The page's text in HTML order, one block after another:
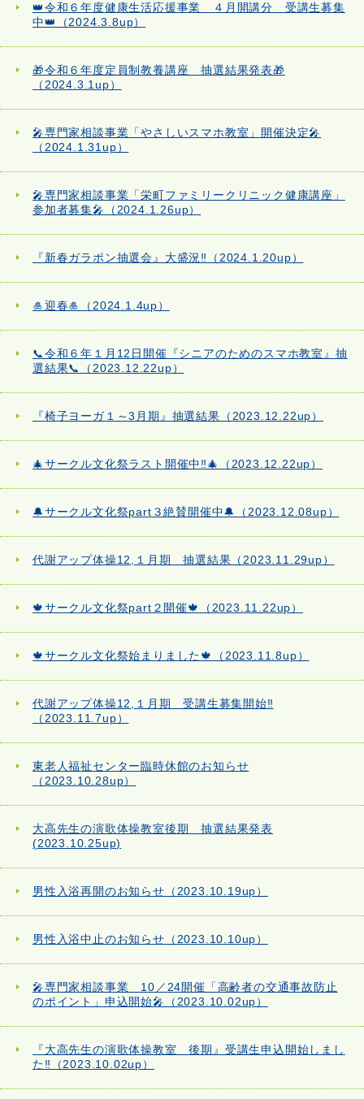
👑令和６年度健康生活応援事業 ４月開講分 受講生募集
中👑（2024.3.8up）
🎁令和６年度定員制教養講座 抽選結果発表🎁
（2024.3.1up）
🎤専門家相談事業「やさしいスマホ教室」開催決定🎤
（2024.1.31up）
🎤専門家相談事業「栄町ファミリークリニック健康講座」
参加者募集🎤（2024.1.26up）
『新春ガラポン抽選会』大盛況‼（2024.1.20up）
🎍迎春🎍（2024.1.4up）
📞令和６年１月12日開催『シニアのためのスマホ教室』抽
選結果📞（2023.12.22up）
『椅子ヨーガ１～3月期』抽選結果（2023.12.22up）
🎄サークル文化祭ラスト開催中‼🎄（2023.12.22up）
🔔サークル文化祭part３絶賛開催中🔔（2023.12.08up）
代謝アップ体操12,１月期 抽選結果（2023.11.29up）
🍁サークル文化祭part２開催🍁（2023.11.22up）
🍁サークル文化祭始まりました🍁（2023.11.8up）
代謝アップ体操12,１月期 受講生募集開始‼
（2023.11.7up）
東老人福祉センター臨時休館のお知らせ
（2023.10.28up）
大高先生の演歌体操教室後期 抽選結果発表
(2023.10.25up)
男性入浴再開のお知らせ（2023.10.19up）
男性入浴中止のお知らせ（2023.10.10up）
🎤専門家相談事業 10／24開催「高齢者の交通事故防止
のポイント」申込開始🎤（2023.10.02up）
『大高先生の演歌体操教室 後期』受講生申込開始しまし
た‼（2023.10.02up）